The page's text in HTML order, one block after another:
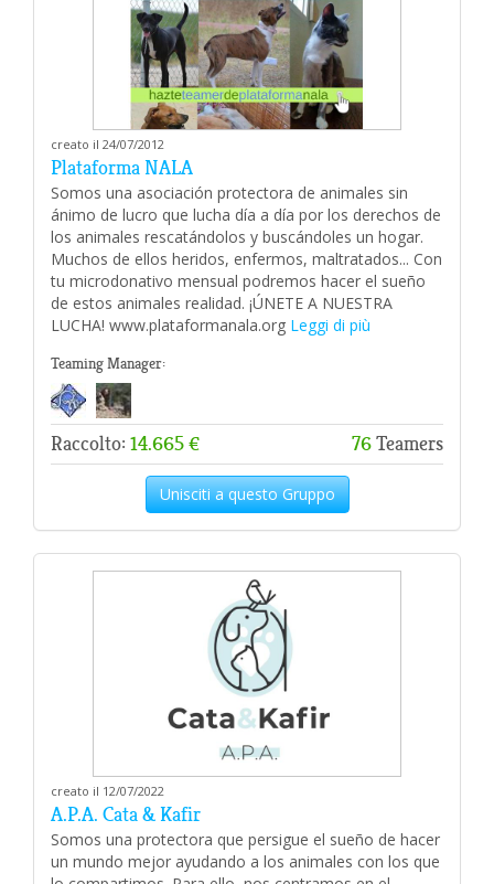
creato il 24/07/2012
Plataforma NALA
Somos una asociación protectora de animales sin
ánimo de lucro que lucha día a día por los derechos de
los animales rescatándolos y buscándoles un hogar.
Muchos de ellos heridos, enfermos, maltratados... Con
tu microdonativo mensual podremos hacer el sueño
de estos animales realidad. ¡ÚNETE A NUESTRA
LUCHA! www.plataformanala.org Leggi di più
Teaming Manager:
Raccolto: 14.665 € 76Teamers
Unisciti a questo Gruppo
creato il 12/07/2022
A.P.A. Cata & Kafir
Somos una protectora que persigue el sueño de hacer
un mundo mejor ayudando a los animales con los que